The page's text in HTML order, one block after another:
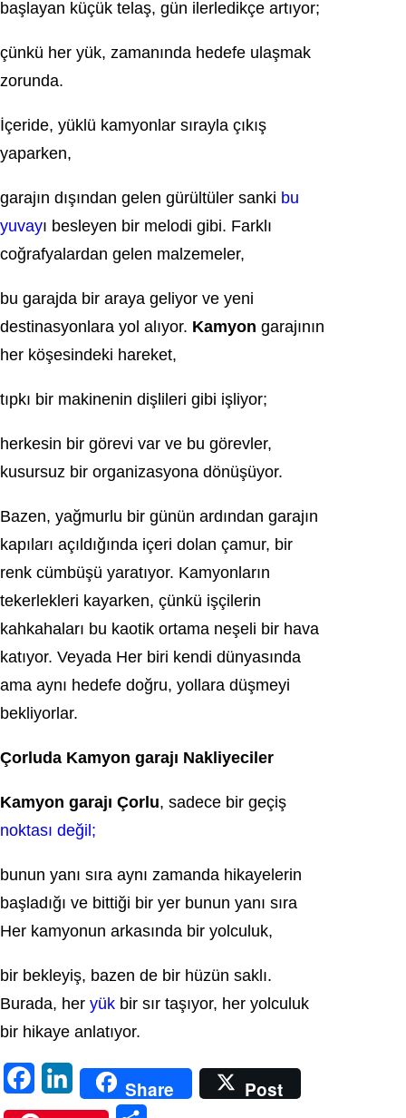
başlayan küçük telaş, gün ilerledikçe artıyor;
çünkü her yük, zamanında hedefe ulaşmak
zorunda.
İçeride, yüklü kamyonlar sırayla çıkış
yaparken,
garajın dışından gelen gürültüler sanki bu
yuvayı besleyen bir melodi gibi. Farklı
coğrafyalardan gelen malzemeler,
bu garajda bir araya geliyor ve yeni
destinasyonlara yol alıyor. Kamyon garajının
her köşesindeki hareket,
tıpkı bir makinenin dişlileri gibi işliyor;
herkesin bir görevi var ve bu görevler,
kusursuz bir organizasyona dönüşüyor.
Bazen, yağmurlu bir günün ardından garajın
kapıları açıldığında içeri dolan çamur, bir
renk cümbüşü yaratıyor. Kamyonların
tekerlekleri kayarken, çünkü işçilerin
kahkahaları bu kaotik ortama neşeli bir hava
katıyor. Veyada Her biri kendi dünyasında
ama aynı hedefe doğru, yollara düşmeyi
bekliyorlar.
Çorluda Kamyon garajı Nakliyeciler
Kamyon garajı Çorlu, sadece bir geçiş
noktası değil;
bunun yanı sıra aynı zamanda hikayelerin
başladığı ve bittiği bir yer bunun yanı sıra
Her kamyonun arkasında bir yolculuk,
bir bekleyiş, bazen de bir hüzün saklı.
Burada, her yük bir sır taşıyor, her yolculuk
bir hikaye anlatıyor.
a
i
Share
Post